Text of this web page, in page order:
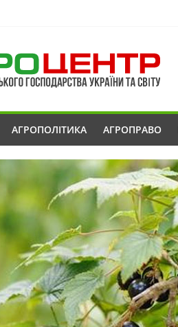
АГРОПОЛІТИКА АГРОПРАВО